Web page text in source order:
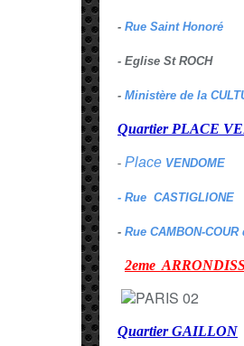
- Rue Saint Honoré
- Eglise St ROCH
- Ministère de la
Quartier PLACE
- Place VENDOME
- Rue CASTIGLIONE
- Rue CAMBON-
2eme
Quartier GAILLON